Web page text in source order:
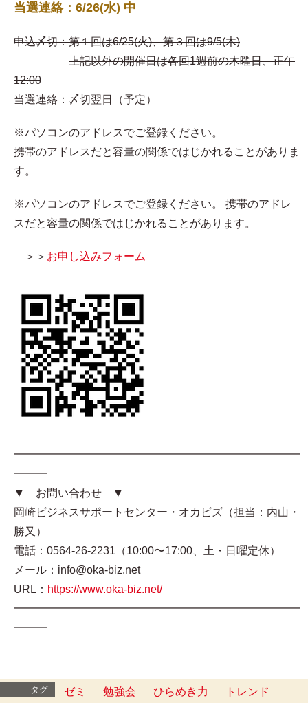
当選連絡：6/26(水) 中
申込〆切：第１回は6/25(火)、第３回は9/5(木)
上記以外の開催日は各回1週前の木曜日、正午
12:00
当選連絡：〆切翌日（予定）
※パソコンのアドレスでご登録ください。
携帯のアドレスだと容量の関係ではじかれることがありま
す。
※パソコンのアドレスでご登録ください。 携帯のアドレ
スだと容量の関係ではじかれることがあります。
＞＞ お申し込みフォーム
━━━━━━━━━━━━━━━━━━━━━━━━━━
━━━
▼ お問い合わせ ▼
岡崎ビジネスサポートセンター・オカビズ（担当：内山・
勝又）
電話：0564-26-2231（10:00〜17:00、土・日曜定休）
メール：info@oka-biz.net
URL： https://www.oka-biz.net/
━━━━━━━━━━━━━━━━━━━━━━━━━━
━━━
タグ ゼミ 勉強会 ひらめき力
トレンド